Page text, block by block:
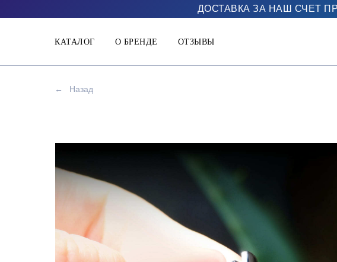
ДОСТАВКА ЗА НАШ СЧЕТ
КАТАЛОГ О БРЕНДЕ ОТЗЫВЫ
← Назад